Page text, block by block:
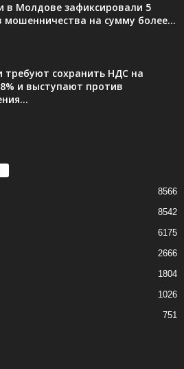
в Молдове зафиксировали 5
мошенничества на сумму более...
требуют сохранить НДС на
и выступают против
8566
8542
6175
2666
1804
1026
751